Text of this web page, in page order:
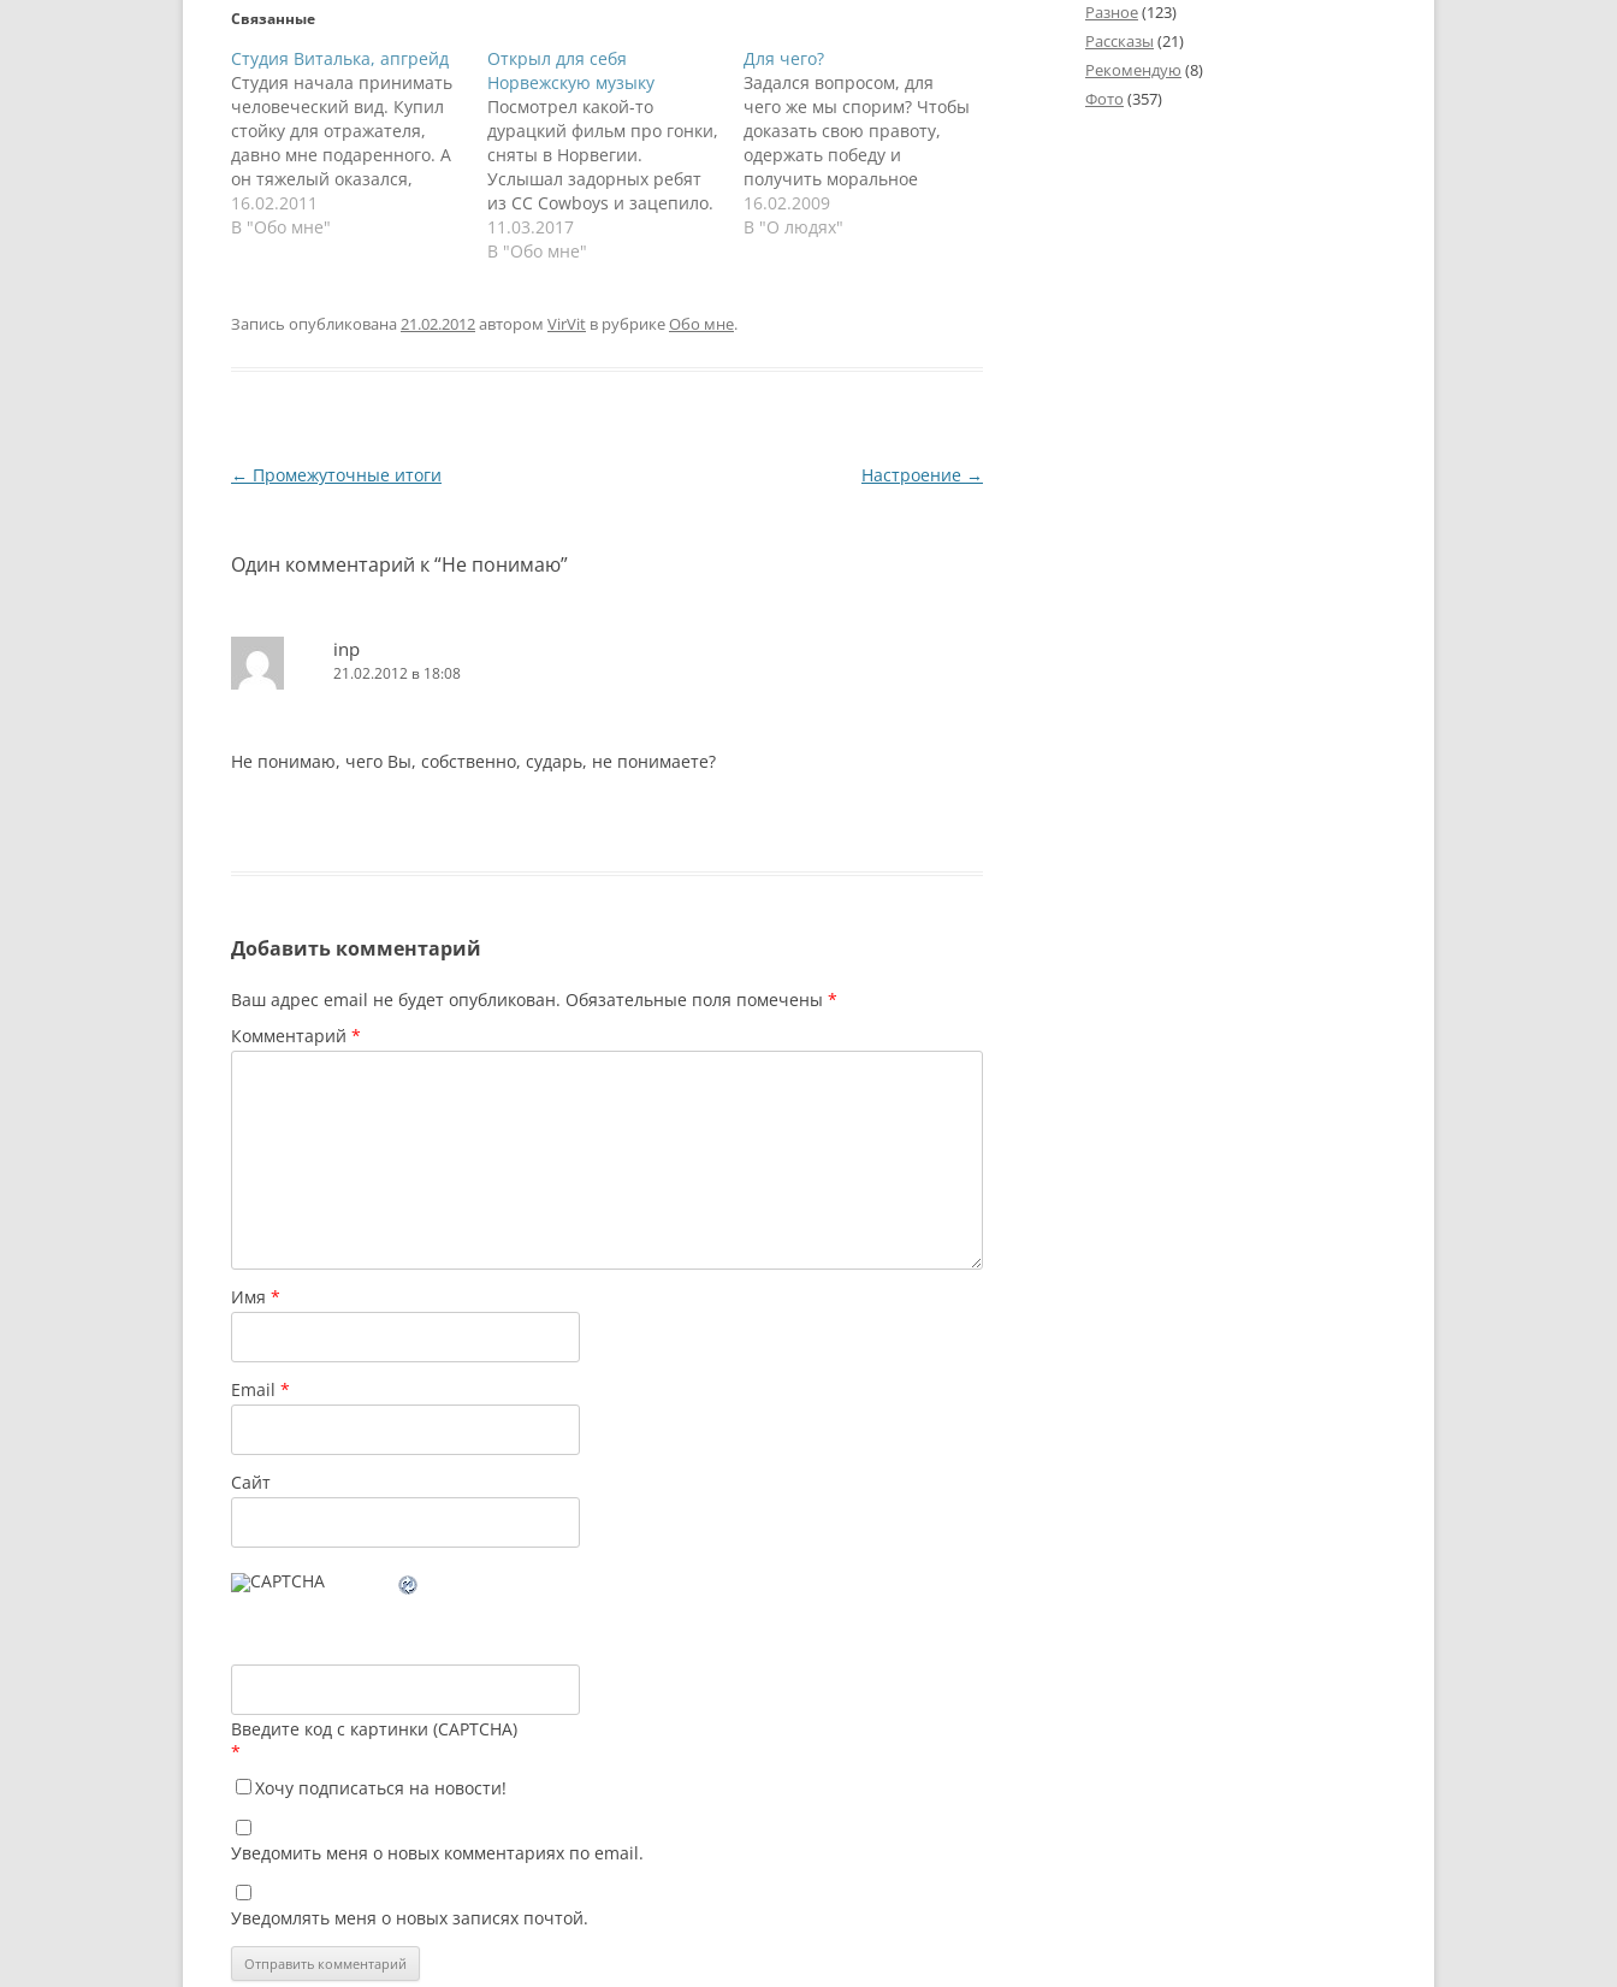
Связанные
Студия Виталька, апгрейд
Студия начала принимать
человеческий вид. Купил
стойку для отражателя,
давно мне подаренного. А
он тяжелый оказался,
стойка падает. Нужно что-
то думать. Начал
сглаживать. Сама ткань не
16.02.2011
В "Обо мне"
Открыл для себя
Норвежскую музыку
Посмотрел какой-то
дурацкий фильм про гонки,
сняты в Норвегии.
Услышал задорных ребят
из CC Cowboys и зацепило.
Вспомнил поездку по
Норвегии, представил ту
просторы, изумительные
11.03.2017
В "Обо мне"
Для чего?
Задался вопросом, для
чего же мы спорим? Чтобы
доказать свою правоту,
одержать победу и
получить моральное
удовольствие. Ты победил,
оппонента опустил, ты
16.02.2009
В "О людях"
Запись опубликована 21.02.2012автором VirVit в рубрикеОбо мне.
Навигация
← Промежуточные итоги Настроение →
Один комментарий к “Не понимаю”
inp
21.02.2012 в 18:08
Не понимаю, чего Вы, собственно, сударь, не понимаете?
Добавить комментарий
Ваш адрес email не будет опубликован. Обязательные поля помечены *
Комментарий *
Имя *
Email *
Сайт
Введите код с картинки (CAPTCHA)
*
Хочу подписаться на новости!
Уведомить меня о новых комментариях по email.
Уведомлять меня о новых записях почтой.
Разное(123)
Рассказы (21)
Рекомендую (8)
Фото (357)